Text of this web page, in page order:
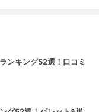
ンキング52選！口コミ